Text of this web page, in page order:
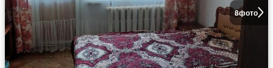
8фото